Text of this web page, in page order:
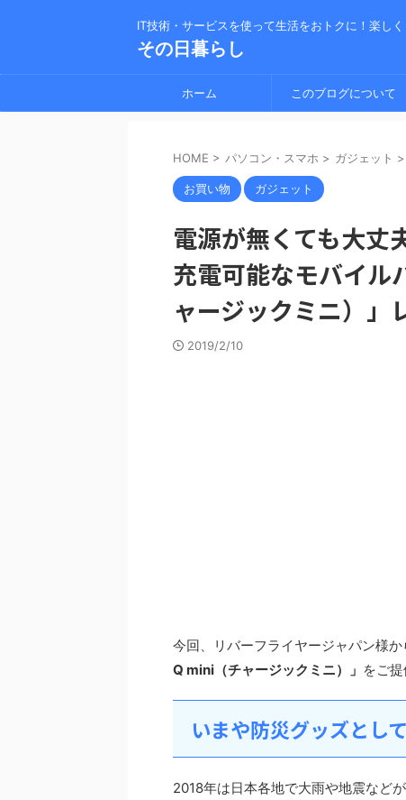
IT技術・サービスを使って生活をおトクに！楽しく
その日暮らし
ホーム このブログについて
HOME > パソコン・スマホ > ガジェット >
お買い物 ガジェット
電源が無くても大丈
充電可能なモバイ
ャージックミニ）」
2019/2/10
今回、リバーフライヤージャパン様か
Q mini（チャージックミニ）」 をご
いまや防災グッズとし
2018年は日本各地で大雨や地震など